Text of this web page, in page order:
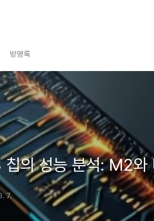
방명록
의 성능 분석: M2와
7.